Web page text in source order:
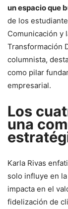
un espacio que
de los
Comunicación y
Transformación
columnista,
como pilar
empresarial.
Los
una
Karla Rivas
solo influye en
impacta en el
fidelización de